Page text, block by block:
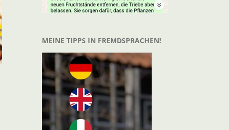
MEINE TIPPS IN FREMDSPRACHEN!